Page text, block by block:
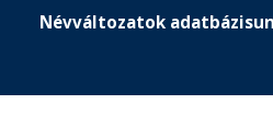
Névváltozatok